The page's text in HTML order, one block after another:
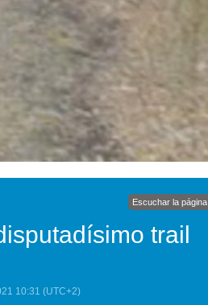
Escuchar la página
trail
10:31 (UTC+2)